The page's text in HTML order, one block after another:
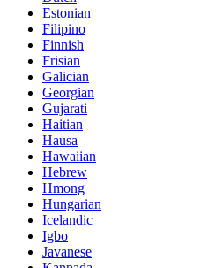
Estonian
Filipino
Finnish
Frisian
Galician
Georgian
Gujarati
Haitian
Hausa
Hawaiian
Hebrew
Hmong
Hungarian
Icelandic
Igbo
Javanese